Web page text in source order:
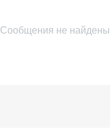
Сообщения не найдены